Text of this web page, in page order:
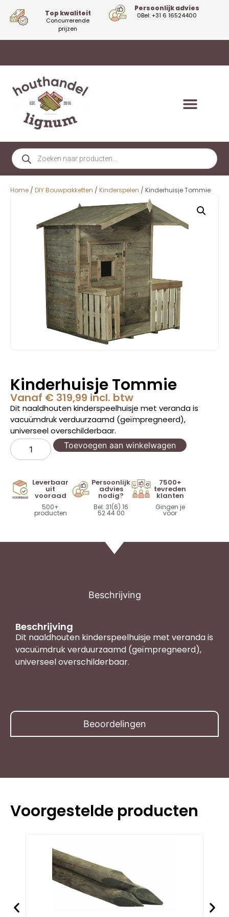
Top kwaliteit
Concurrerende
prijzen
Persoonlijk advies
0Bel: +31 6 16524400
Home / DIY Bouwpakketten / Kinderspelen / Kinderhuisje Tommie
Kinderhuisje Tommie
Vanaf € 319,99 incl. btw
Dit naaldhouten kinderspeelhuisje met veranda is
vacuümdruk verduurzaamd (geïmpregneerd),
universeel overschilderbaar.
Toevoegen aan winkelwagen
Leverbaar
uit
vooraad
500+
producten
Persoonlijk
advies
nodig?
Bel: 31(6) 16
52 44 00
7500+
tevreden
klanten
Gingen je
voor
Beschrijving
Beoordelingen
Beschrijving
Dit naaldhouten kinderspeelhuisje met veranda is
vacuümdruk verduurzaamd (geïmpregneerd),
universeel overschilderbaar.
Voorgestelde producten